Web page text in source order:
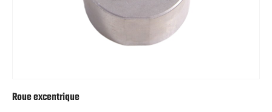
Roue excentrique